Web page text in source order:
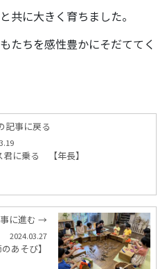
共に大きく育ちました。
たちを感性豊かにそだててく
記事に戻る
君に乗る 【年長】
に進む →
2024.03.27
あそび】